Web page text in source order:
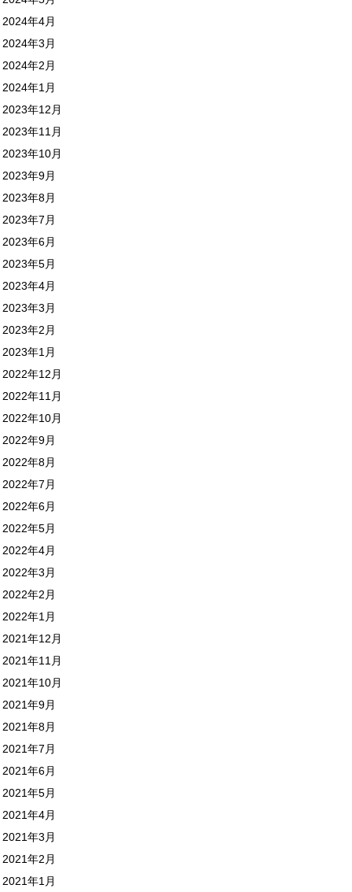
2024年4月
2024年3月
2024年2月
2024年1月
2023年12月
2023年11月
2023年10月
2023年9月
2023年8月
2023年7月
2023年6月
2023年5月
2023年4月
2023年3月
2023年2月
2023年1月
2022年12月
2022年11月
2022年10月
2022年9月
2022年8月
2022年7月
2022年6月
2022年5月
2022年4月
2022年3月
2022年2月
2022年1月
2021年12月
2021年11月
2021年10月
2021年9月
2021年8月
2021年7月
2021年6月
2021年5月
2021年4月
2021年3月
2021年2月
2021年1月